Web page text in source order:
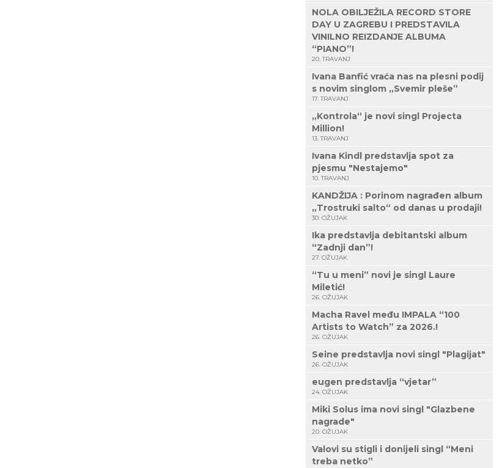
NOLA OBILJEŽILA RECORD STORE
DAY U ZAGREBU I PREDSTAVILA
VINILNO REIZDANJE ALBUMA
“PIANO”!
20. TRAVANJ
Ivana Banfić vraća nas na plesni podij
s novim singlom „Svemir pleše”
17. TRAVANJ
„Kontrola“ je novi singl Projecta
Million!
13. TRAVANJ
Ivana Kindl predstavlja spot za
pjesmu "Nestajemo"
10. TRAVANJ
KANDŽIJA : Porinom nagrađen album
„Trostruki salto“ od danas u prodaji!
30. OŽUJAK
Ika predstavlja debitantski album
“Zadnji dan”!
27. OŽUJAK
“Tu u meni” novi je singl Laure
Miletić!
26. OŽUJAK
Macha Ravel među IMPALA “100
Artists to Watch” za 2026.!
26. OŽUJAK
Seine predstavlja novi singl "Plagijat"
26. OŽUJAK
eugen predstavlja “vjetar”
24. OŽUJAK
Miki Solus ima novi singl "Glazbene
nagrade"
20. OŽUJAK
Valovi su stigli i donijeli singl “Meni
treba netko”